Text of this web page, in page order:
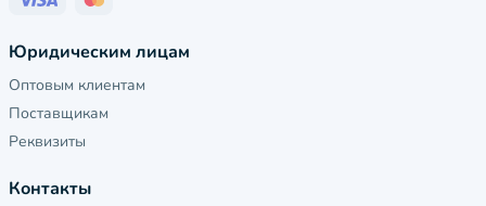
Юридическим лицам
Оптовым клиентам
Поставщикам
Реквизиты
Контакты